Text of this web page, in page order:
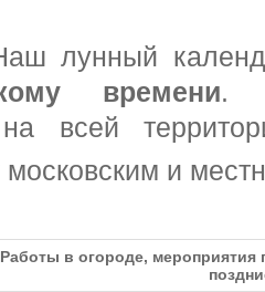
лунный
времени.
на всей
московским и
Работы в огороде, мероприятия